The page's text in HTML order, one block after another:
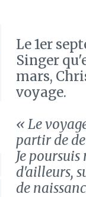
Le 1er
Singer
mars,
voyage.
« Le
partir de
Je
d'ailleurs,
de